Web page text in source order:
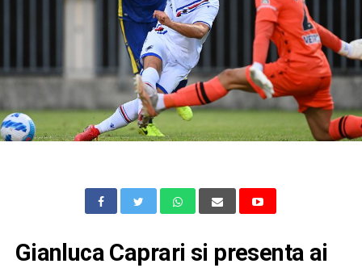
Gianluca Caprari si presenta ai